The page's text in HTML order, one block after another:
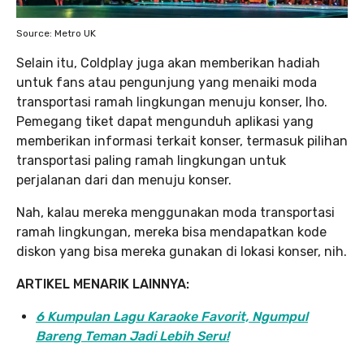
Source: Metro UK
Selain itu, Coldplay juga akan memberikan hadiah
untuk fans atau pengunjung yang menaiki moda
transportasi ramah lingkungan menuju konser, lho.
Pemegang tiket dapat mengunduh aplikasi yang
memberikan informasi terkait konser, termasuk pilihan
transportasi paling ramah lingkungan untuk
perjalanan dari dan menuju konser.
Nah, kalau mereka menggunakan moda transportasi
ramah lingkungan, mereka bisa mendapatkan kode
diskon yang bisa mereka gunakan di lokasi konser, nih.
ARTIKEL MENARIK LAINNYA:
6 Kumpulan Lagu Karaoke Favorit, Ngumpul
Bareng Teman Jadi Lebih Seru!